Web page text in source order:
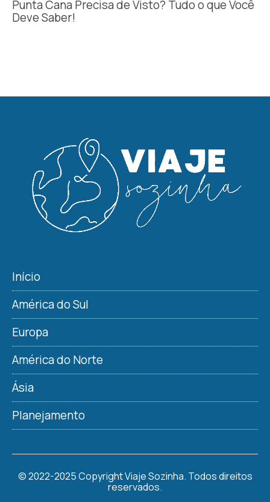
Punta Cana Precisa de Visto? Tudo o que Você
Deve Saber!
Início
América do Sul
Europa
América do Norte
Ásia
Planejamento
© 2022-2025 Copyright Viaje Sozinha. Todos direitos
reservados.